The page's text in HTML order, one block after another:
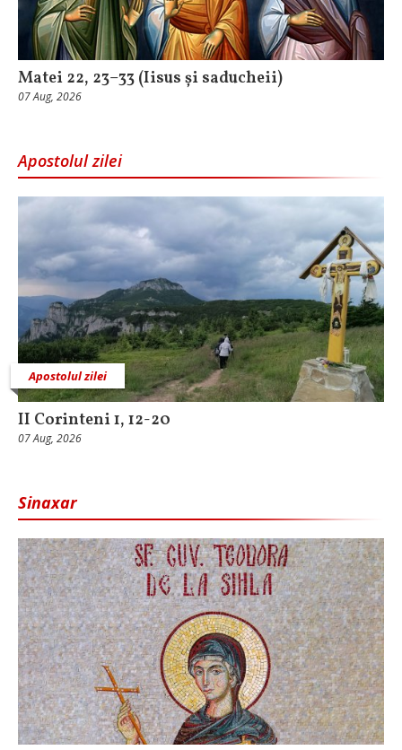
Matei 22, 23–33 (Iisus și saducheii)
07 Aug, 2026
Apostolul zilei
Apostolul zilei
II Corinteni 1, 12-20
07 Aug, 2026
Sinaxar